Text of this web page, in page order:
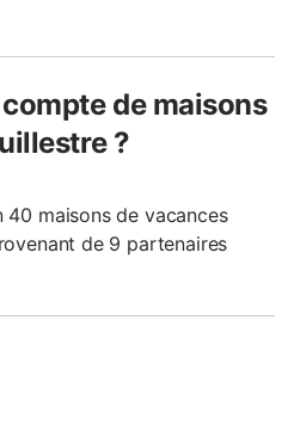
de maisons
?
maisons de vacances
de 9 partenaires